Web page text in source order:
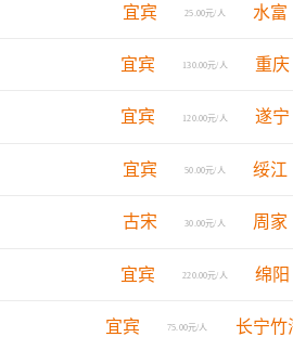
宜宾 25.00元/人 水富
宜宾 130.00元/人 重庆
宜宾 120.00元/人 遂宁
宜宾 50.00元/人 绥江
古宋 30.00元/人 周家
宜宾 220.00元/人 绵阳
宜宾 75.00元/人 长宁竹